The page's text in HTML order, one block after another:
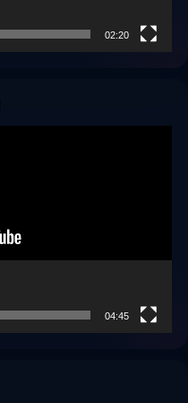
02:20
04:45